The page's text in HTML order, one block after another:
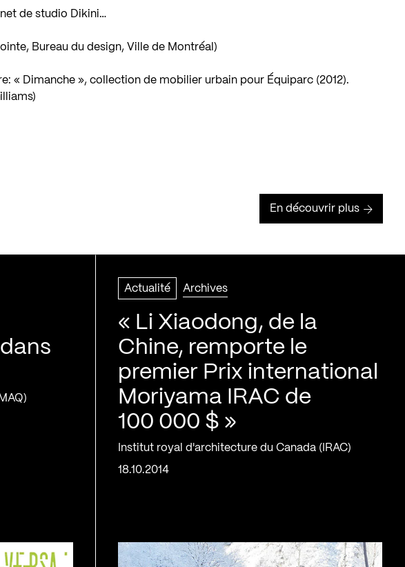
de studio Dikini…
Bureau du design, Ville de Montréal)
« Dimanche », collection de mobilier urbain pour Équiparc (2012).
En découvrir plus
Actualité Archives
« Li Xiaodong, de la
Chine, remporte le
premier Prix international
Moriyama IRAC de
100 000 $ »
Institut royal d'architecture du Canada (IRAC)
18.10.2014